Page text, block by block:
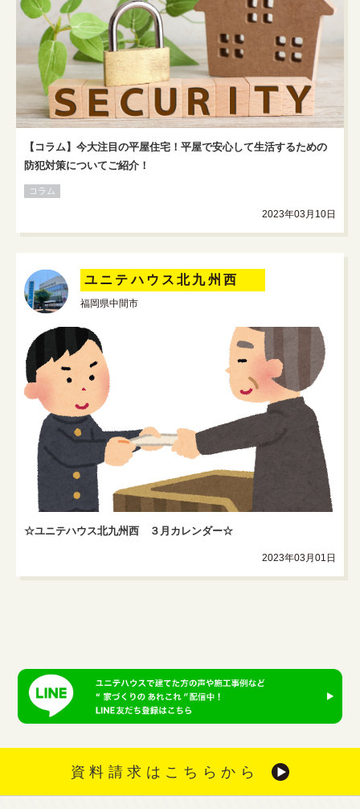
【コラム】今大注目の平屋住宅！平屋で安心して生活するための
防犯対策についてご紹介！
コラム
2023年03月10日
ユニテハウス北九州西
福岡県中間市
☆ユニテハウス北九州西 ３月カレンダー☆
2023年03月01日
資料請求はこちらから